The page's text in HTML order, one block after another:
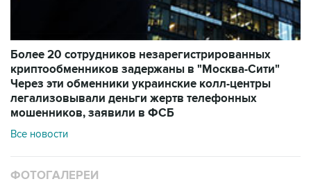
Более 20 сотрудников незарегистрированных
криптообменников задержаны в "Москва-Сити"
Через эти обменники украинские колл-центры
легализовывали деньги жертв телефонных
мошенников, заявили в ФСБ
Все новости
ФОТОГАЛЕРЕИ